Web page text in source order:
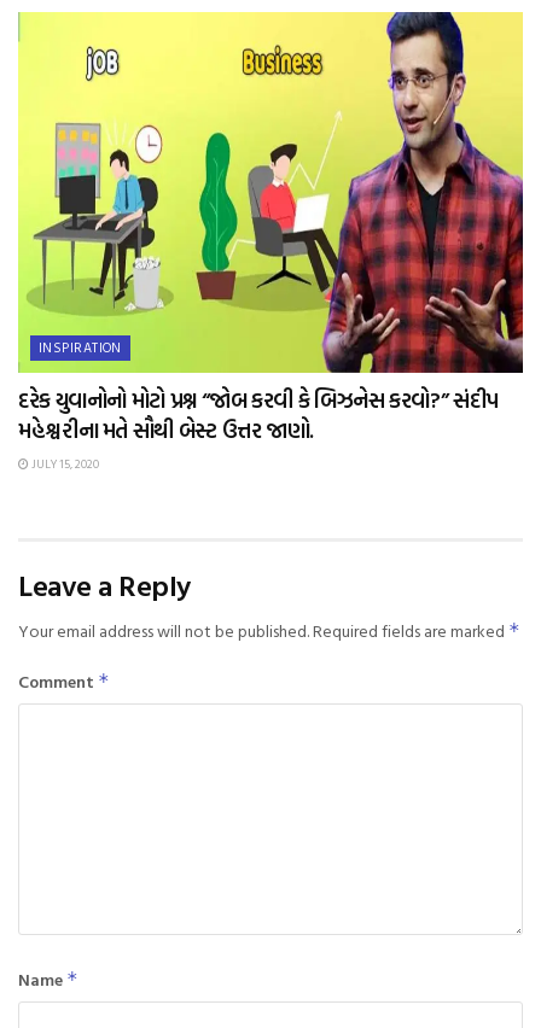
INSPIRATION
દરેક યુવાનોનો મોટો પ્રશ્ન “જોબ કરવી કે બિઝનેસ કરવો?” સંદીપ
મહેશ્વરીના મતે સૌથી બેસ્ટ ઉત્તર જાણો.
JULY 15, 2020
Leave a Reply
Your email address will not be published.Required fields are marked *
Comment *
Name *